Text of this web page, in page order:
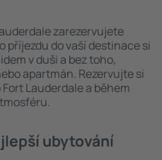
zarezervujete
příjezdu do vaší destinace si
v duši a bez toho,
apartmán. Rezervujte si
Lauderdale a během
ubytování